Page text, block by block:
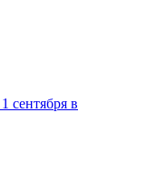
сентября в